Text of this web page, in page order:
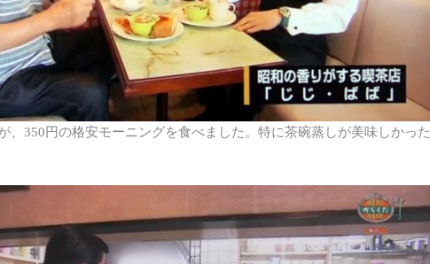
、350円の格安モーニングを食べました。特に茶碗蒸しが美味しかった